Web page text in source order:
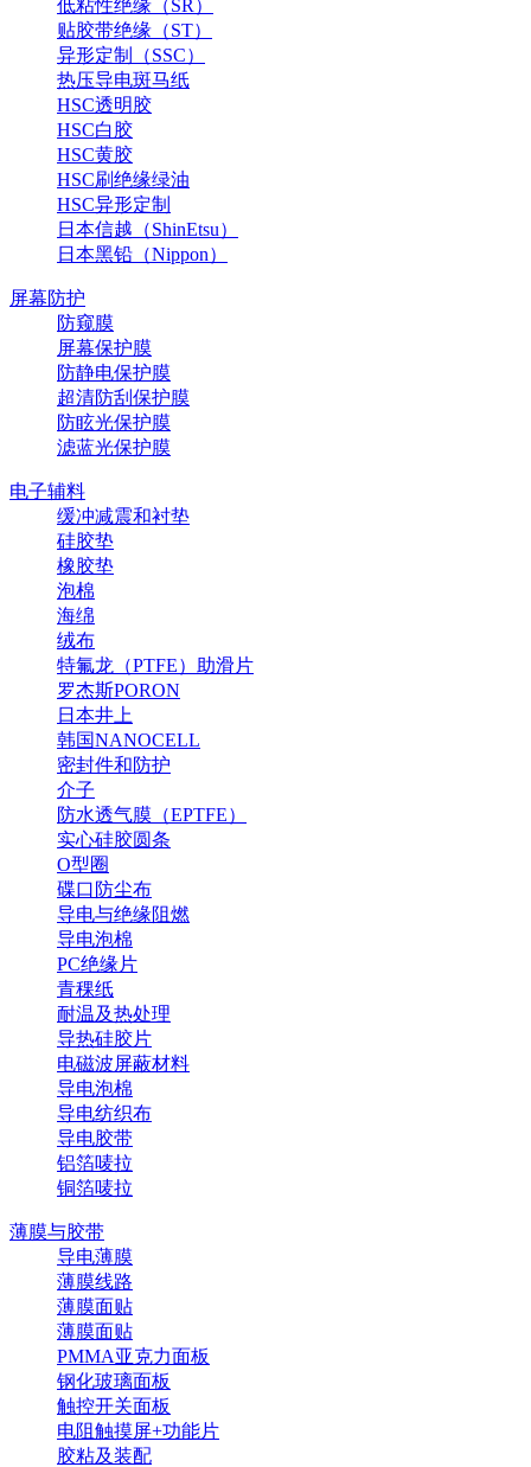
低粘性绝缘（SR）
贴胶带绝缘（ST）
异形定制（SSC）
热压导电斑马纸
HSC透明胶
HSC白胶
HSC黄胶
HSC刷绝缘绿油
HSC异形定制
日本信越（ShinEtsu）
日本黑铅（Nippon）
屏幕防护
防窥膜
屏幕保护膜
防静电保护膜
超清防刮保护膜
防眩光保护膜
滤蓝光保护膜
电子辅料
缓冲减震和衬垫
硅胶垫
橡胶垫
泡棉
海绵
绒布
特氟龙（PTFE）助滑片
罗杰斯PORON
日本井上
韩国NANOCELL
密封件和防护
介子
防水透气膜（EPTFE）
实心硅胶圆条
O型圈
碟口防尘布
导电与绝缘阻燃
导电泡棉
PC绝缘片
青稞纸
耐温及热处理
导热硅胶片
电磁波屏蔽材料
导电泡棉
导电纺织布
导电胶带
铝箔唛拉
铜箔唛拉
薄膜与胶带
导电薄膜
薄膜线路
薄膜面贴
薄膜面贴
PMMA亚克力面板
钢化玻璃面板
触控开关面板
电阻触摸屏+功能片
胶粘及装配